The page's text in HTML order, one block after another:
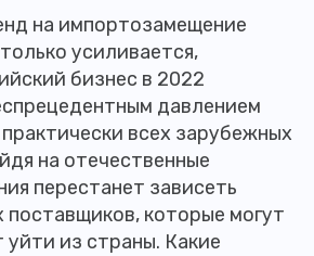
на импортозамещение
усиливается,
бизнес в 2022
давлением
всех зарубежных
на отечественные
перестанет зависеть
поставщиков, которые могут
из страны. Какие